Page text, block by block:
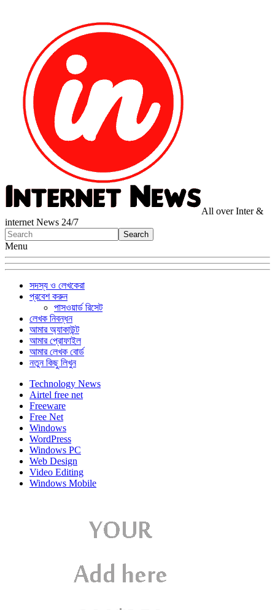
All over Inter &
internet News 24/7
Menu
সদস্য ও লেখকেরা
প্রবেশ করুন
পাসওয়ার্ড রিসেট
লেখক নিবন্ধন
আমার অ্যাকাউন্ট
আমার প্রোফাইল
আমার লেখক বোর্ড
নতুন কিছু লিখুন
Technology News
Airtel free net
Freeware
Free Net
Windows
WordPress
Windows PC
Web Design
Video Editing
Windows Mobile